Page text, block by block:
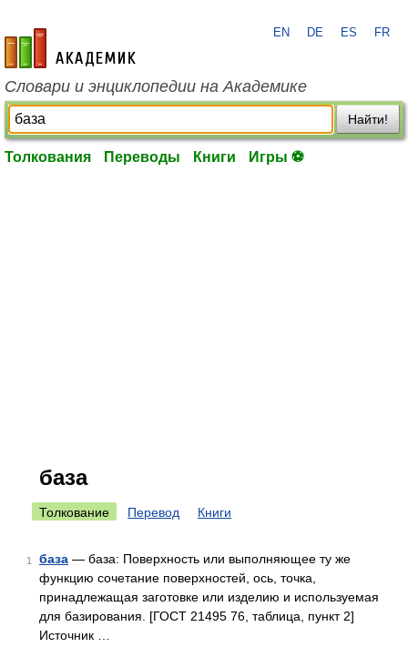
academic.ru
EN DE ES FR
Словари и энциклопедии на Академике
Найти!
Толкования Переводы Книги Игры ⚽
база
Толкование Перевод Книги
1 база — база: Поверхность или выполняющее ту же
функцию сочетание поверхностей, ось, точка,
принадлежащая заготовке или изделию и используемая
для базирования. [ГОСТ 21495 76, таблица, пункт 2]
Источник …